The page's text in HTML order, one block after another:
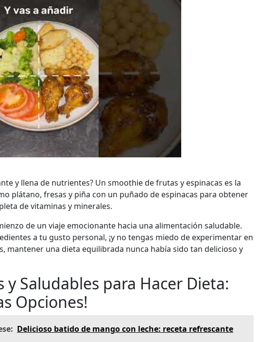
y llena de nutrientes? Un smoothie de frutas y espinacas es la
plátano, fresas y piña con un puñado de espinacas para obtener
de vitaminas y minerales.
de un viaje emocionante hacia una alimentación saludable.
a tu gusto personal, ¡y no tengas miedo de experimentar en
mantener una dieta equilibrada nunca había sido tan delicioso y
y Saludables para Hacer Dieta:
Opciones!
Delicioso batido de mango con leche: receta refrescante